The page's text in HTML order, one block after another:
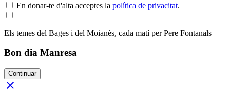
En donar-te d'alta acceptes la política de privacitat.
Els temes del Bages i del Moianès, cada matí per Pere Fontanals
Bon dia Manresa
Continuar
close